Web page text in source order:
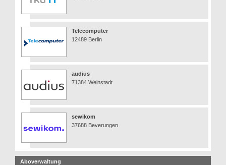
Telecomputer
12489 Berlin
audius
71384 Weinstadt
sewikom
37688 Beverungen
Aboverwaltung